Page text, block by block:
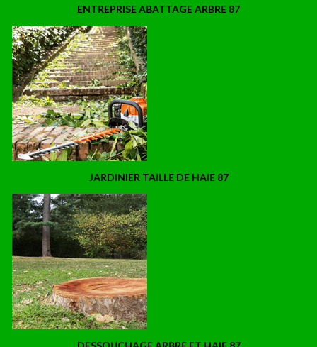
ENTREPRISE ABATTAGE ARBRE 87
JARDINIER TAILLE DE HAIE 87